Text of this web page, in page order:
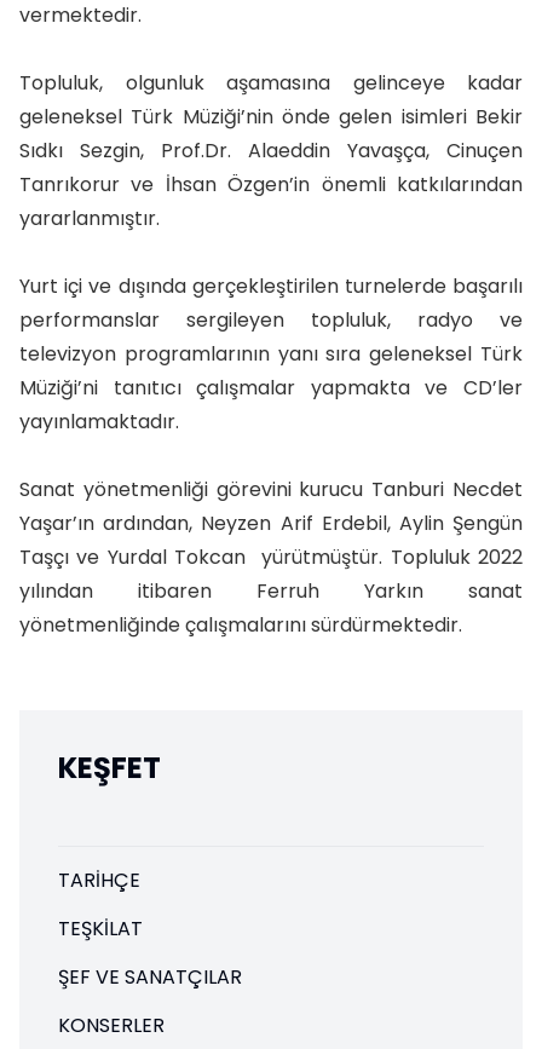
vermektedir.
Topluluk, olgunluk aşamasına gelinceye kadar
geleneksel Türk Müziği’nin önde gelen isimleri Bekir
Sıdkı Sezgin, Prof.Dr. Alaeddin Yavaşça, Cinuçen
Tanrıkorur ve İhsan Özgen’in önemli katkılarından
yararlanmıştır.
Yurt içi ve dışında gerçekleştirilen turnelerde başarılı
performanslar sergileyen topluluk, radyo ve
televizyon programlarının yanı sıra geleneksel Türk
Müziği’ni tanıtıcı çalışmalar yapmakta ve CD’ler
yayınlamaktadır.
Sanat yönetmenliği görevini kurucu Tanburi Necdet
Yaşar’ın ardından, Neyzen Arif Erdebil, Aylin Şengün
Taşçı ve Yurdal Tokcan yürütmüştür. Topluluk 2022
yılından itibaren Ferruh Yarkın sanat
yönetmenliğinde çalışmalarını sürdürmektedir.
KEŞFET
TARIHÇE
TEŞKILAT
ŞEF VE SANATÇILAR
KONSERLER